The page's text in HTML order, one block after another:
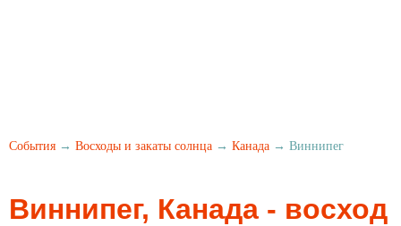
События → Восходы и закаты солнца → Канада → Виннипег
Виннипег, Канада - восход